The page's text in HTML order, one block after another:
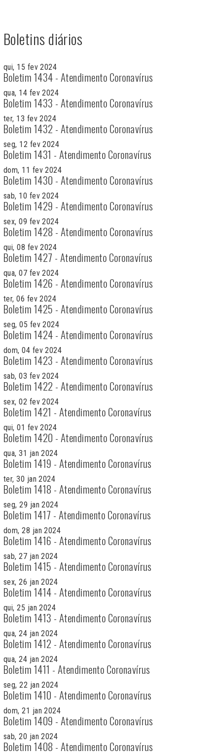
Boletins diários
qui, 15 fev 2024
Boletim 1434 - Atendimento Coronavírus
qua, 14 fev 2024
Boletim 1433 - Atendimento Coronavírus
ter, 13 fev 2024
Boletim 1432 - Atendimento Coronavírus
seg, 12 fev 2024
Boletim 1431 - Atendimento Coronavírus
dom, 11 fev 2024
Boletim 1430 - Atendimento Coronavírus
sab, 10 fev 2024
Boletim 1429 - Atendimento Coronavírus
sex, 09 fev 2024
Boletim 1428 - Atendimento Coronavírus
qui, 08 fev 2024
Boletim 1427 - Atendimento Coronavírus
qua, 07 fev 2024
Boletim 1426 - Atendimento Coronavírus
ter, 06 fev 2024
Boletim 1425 - Atendimento Coronavírus
seg, 05 fev 2024
Boletim 1424 - Atendimento Coronavírus
dom, 04 fev 2024
Boletim 1423 - Atendimento Coronavírus
sab, 03 fev 2024
Boletim 1422 - Atendimento Coronavírus
sex, 02 fev 2024
Boletim 1421 - Atendimento Coronavírus
qui, 01 fev 2024
Boletim 1420 - Atendimento Coronavírus
qua, 31 jan 2024
Boletim 1419 - Atendimento Coronavírus
ter, 30 jan 2024
Boletim 1418 - Atendimento Coronavírus
seg, 29 jan 2024
Boletim 1417 - Atendimento Coronavírus
dom, 28 jan 2024
Boletim 1416 - Atendimento Coronavírus
sab, 27 jan 2024
Boletim 1415 - Atendimento Coronavírus
sex, 26 jan 2024
Boletim 1414 - Atendimento Coronavírus
qui, 25 jan 2024
Boletim 1413 - Atendimento Coronavírus
qua, 24 jan 2024
Boletim 1412 - Atendimento Coronavírus
qua, 24 jan 2024
Boletim 1411 - Atendimento Coronavírus
seg, 22 jan 2024
Boletim 1410 - Atendimento Coronavírus
dom, 21 jan 2024
Boletim 1409 - Atendimento Coronavírus
sab, 20 jan 2024
Boletim 1408 - Atendimento Coronavírus